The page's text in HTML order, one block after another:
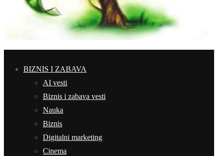
BIZNIS I ZABAVA
AI vesti
Biznis i zabava vesti
Nauka
Biznis
Digitalni marketing
Cinema